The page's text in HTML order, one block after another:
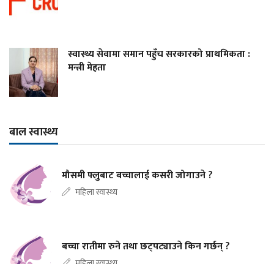
स्वास्थ्य सेवामा समान पहुँच सरकारको प्राथमिकता :
मन्त्री मेहता
बाल स्वास्थ्य
मौसमी फ्लुबाट बच्चालाई कसरी जोगाउने ?
महिला स्वास्थ्य
बच्चा रातीमा रुने तथा छट्पट्याउने किन गर्छन् ?